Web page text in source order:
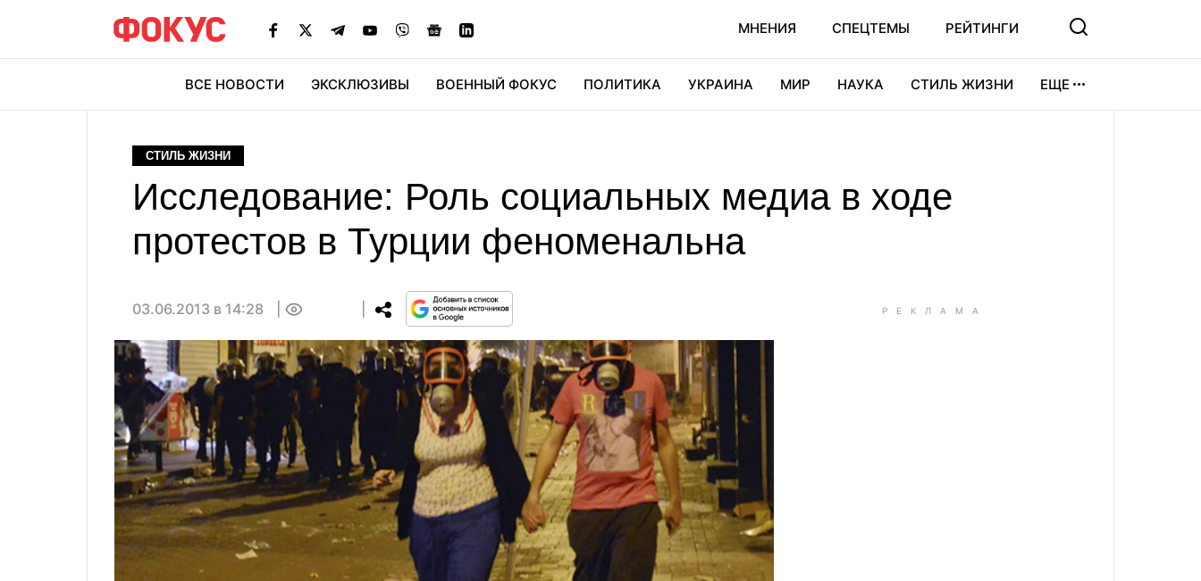
МНЕНИЯ СПЕЦТЕМЫ РЕЙТИНГИ
ВСЕ НОВОСТИ ЭКСКЛЮЗИВЫ ВОЕННЫЙ ФОКУС ПОЛИТИКА УКРАИНА МИР НАУКА СТИЛЬ ЖИЗНИ ЕЩЕ
СТИЛЬ ЖИЗНИ
Исследование: Роль социальных медиа в ходе
протестов в Турции феноменальна
03.06.2013 в 14:28